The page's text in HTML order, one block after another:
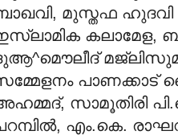
മുസ്തഫ ഹുദവി
കലാമേള,
പാണക്കാട്
സാമൂതിരി
എം.കെ.